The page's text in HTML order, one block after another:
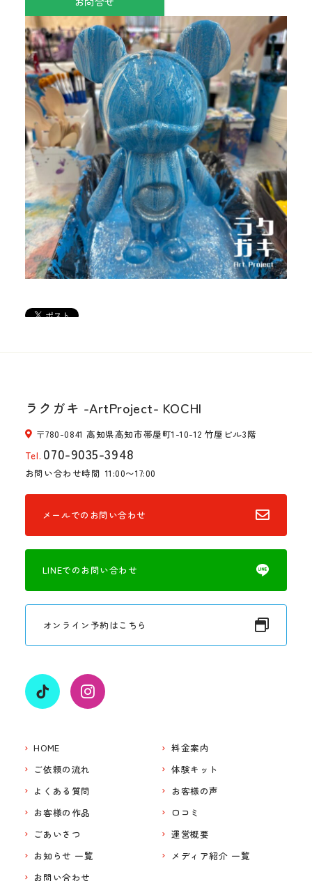
ラクガキ -ArtProject- KOCHI
〒780-0841 高知県高知市帯屋町1-10-12 竹屋ビル3階
Tel. 070-9035-3948
お問い合わせ時間 11:00〜17:00
メールでのお問い合わせ
LINEでのお問い合わせ
オンライン予約はこちら
HOME
料金案内
ご依頼の流れ
体験キット
よくある質問
お客様の声
お客様の作品
口コミ
ごあいさつ
運営概要
お知らせ 一覧
メディア紹介 一覧
お問い合わせ